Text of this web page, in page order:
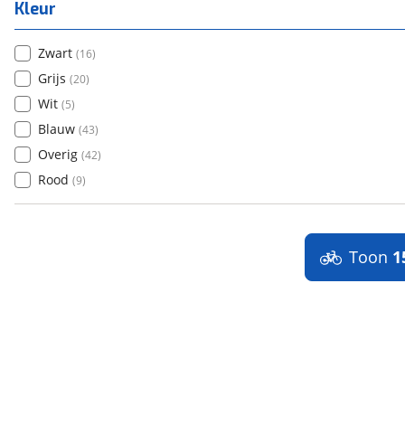
Kleur
Zwart (16)
Grijs (20)
Wit (5)
Blauw (43)
Overig (42)
Rood (9)
Toon